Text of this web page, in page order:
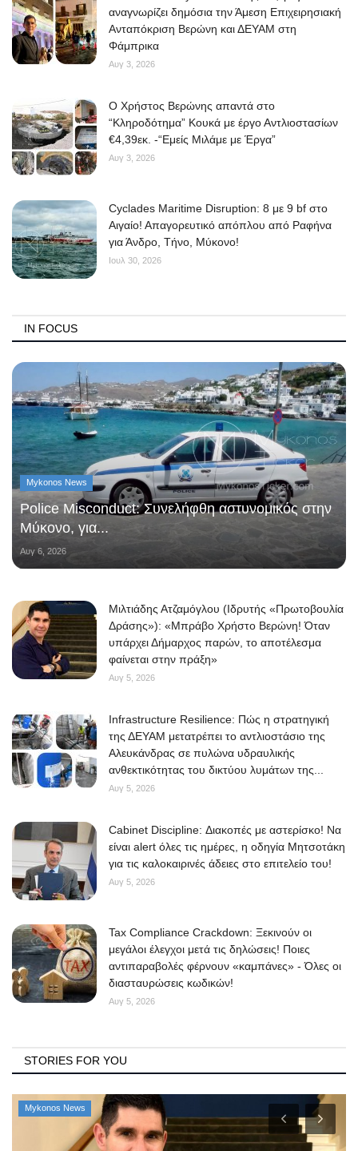
αναγνωρίζει δημόσια την Άμεση Επιχειρησιακή
Ανταπόκριση Βερώνη και ΔΕΥΑΜ στη
Φάμπρικα
Αυγ 3, 2026
O Χρήστος Βερώνης απαντά στο
“Κληροδότημα” Κουκά με έργο Αντλιοστασίων
€4,39εκ. -“Εμείς Μιλάμε με Έργα”
Αυγ 3, 2026
Cyclades Maritime Disruption: 8 με 9 bf στο
Αιγαίο! Απαγορευτικό απόπλου από Ραφήνα
για Άνδρο, Τήνο, Μύκονο!
Ιουλ 30, 2026
IN FOCUS
Mykonos News
Police Misconduct: Συνελήφθη αστυνομικός στην
Μύκονο, για...
Αυγ 6, 2026
Μιλτιάδης Ατζαμόγλου (Ιδρυτής «Πρωτοβουλία
Δράσης»): «Μπράβο Χρήστο Βερώνη! Όταν
υπάρχει Δήμαρχος παρών, το αποτέλεσμα
φαίνεται στην πράξη»
Αυγ 5, 2026
Infrastructure Resilience: Πώς η στρατηγική
της ΔΕΥΑΜ μετατρέπει το αντλιοστάσιο της
Αλευκάνδρας σε πυλώνα υδραυλικής
ανθεκτικότητας του δικτύου λυμάτων της...
Αυγ 5, 2026
Cabinet Discipline: Διακοπές με αστερίσκο! Να
είναι alert όλες τις ημέρες, η οδηγία Μητσοτάκη
για τις καλοκαιρινές άδειες στο επιτελείο του!
Αυγ 5, 2026
Tax Compliance Crackdown: Ξεκινούν οι
μεγάλοι έλεγχοι μετά τις δηλώσεις! Ποιες
αντιπαραβολές φέρνουν «καμπάνες» - Όλες οι
διασταυρώσεις κωδικών!
Αυγ 5, 2026
STORIES FOR YOU
Mykonos News